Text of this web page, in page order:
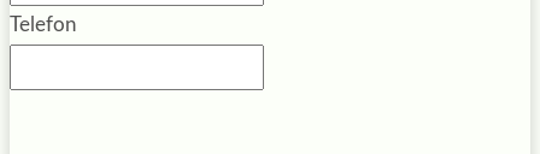
Telefon